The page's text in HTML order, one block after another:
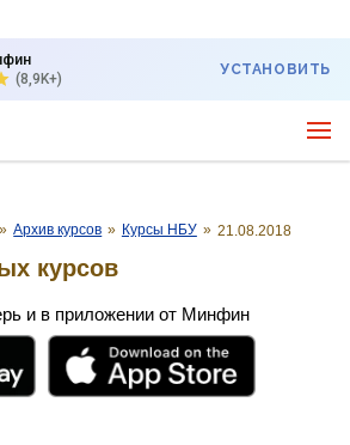
(8,9K+)
УСТАНОВИТЬ
» Архив курсов » Курсы НБУ » 21.08.2018
курсов
и в приложении от Минфин